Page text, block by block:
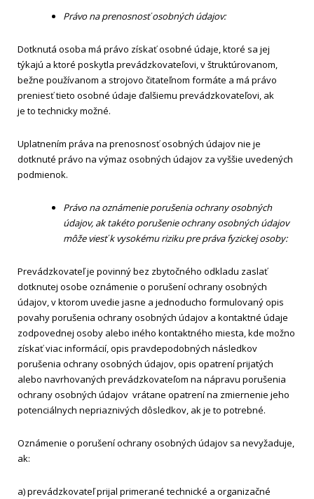
Právo na prenosnosť osobných údajov:
Dotknutá osoba má právo získať osobné údaje, ktoré sa jej
týkajú a ktoré poskytla prevádzkovateľovi, v štruktúrovanom,
bežne používanom a strojovo čitateľnom formáte a má právo
preniesť tieto osobné údaje ďalšiemu prevádzkovateľovi, ak
je to technicky možné.
Uplatnením práva na prenosnosť osobných údajov nie je
dotknuté právo na výmaz osobných údajov za vyššie uvedených
podmienok.
Právo na oznámenie porušenia ochrany osobných
údajov, ak takéto porušenie ochrany osobných údajov
môže viesť k vysokému riziku pre práva fyzickej osoby:
Prevádzkovateľ je povinný bez zbytočného odkladu zaslať
dotknutej osobe oznámenie o porušení ochrany osobných
údajov, v ktorom uvedie jasne a jednoducho formulovaný opis
povahy porušenia ochrany osobných údajov a kontaktné údaje
zodpovednej osoby alebo iného kontaktného miesta, kde možno
získať viac informácií, opis pravdepodobných následkov
porušenia ochrany osobných údajov, opis opatrení prijatých
alebo navrhovaných prevádzkovateľom na nápravu porušenia
ochrany osobných údajov vrátane opatrení na zmiernenie jeho
potenciálnych nepriaznivých dôsledkov, ak je to potrebné.
Oznámenie o porušení ochrany osobných údajov sa nevyžaduje,
ak:
a) prevádzkovateľ prijal primerané technické a organizačné